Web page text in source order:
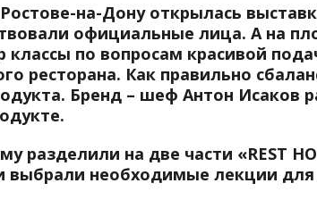
на-Дону открылась
официальные лица. А на
классы по вопросам красивой
ресторана. Как правильно
Бренд – шеф Антон Исаков
разделили на две части «REST
выбрали необходимые лекции для